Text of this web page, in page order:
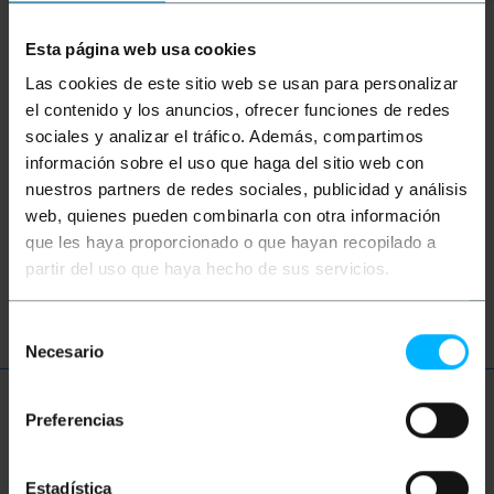
Esta página web usa cookies
Las cookies de este sitio web se usan para personalizar
el contenido y los anuncios, ofrecer funciones de redes
sociales y analizar el tráfico. Además, compartimos
información sobre el uso que haga del sitio web con
nuestros partners de redes sociales, publicidad y análisis
web, quienes pueden combinarla con otra información
que les haya proporcionado o que hayan recopilado a
partir del uso que haya hecho de sus servicios.
Necesario
Preferencias
Estadística
Schlüsselwörter
Hast du nicht gefunden, wonach du gesucht
hast? Diese Themen könnten Ihnen helfen
Fitness Übung Sport
Mehr Info